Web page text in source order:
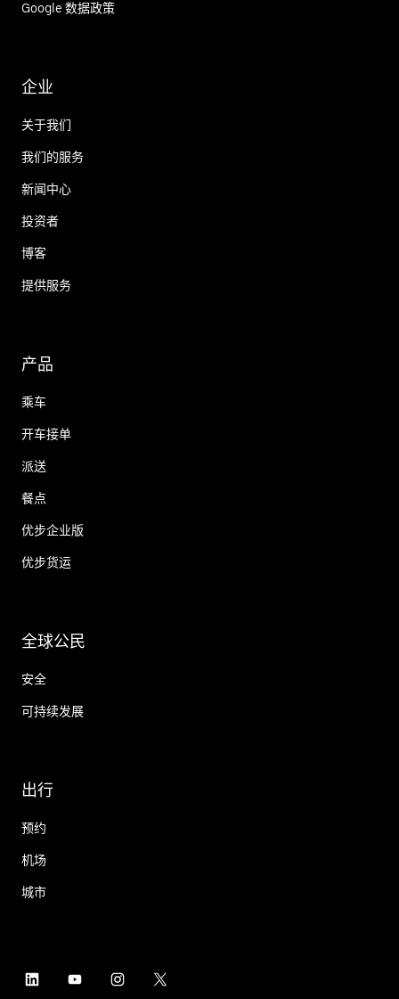
Google 数据政策
企业
关于我们
我们的服务
新闻中心
投资者
博客
提供服务
产品
乘车
开车接单
派送
餐点
优步企业版
优步货运
全球公民
安全
可持续发展
出行
预约
机场
城市